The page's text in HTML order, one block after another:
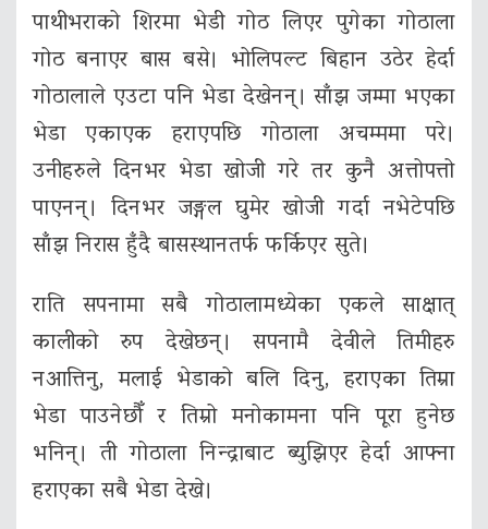
पाथीभराको शिरमा भेडी गोठ लिएर पुगेका गोठाला
गोठ बनाएर बास बसे। भोलिपल्ट बिहान उठेर हेर्दा
गोठालाले एउटा पनि भेडा देखेनन्। साँझ जम्मा भएका
भेडा एकाएक हराएपछि गोठाला अचम्ममा परे।
उनीहरुले दिनभर भेडा खोजी गरे तर कुनै अत्तोपत्तो
पाएनन्। दिनभर जङ्गल घुमेर खोजी गर्दा नभेटेपछि
साँझ निरास हुँदै बासस्थानतर्फ फर्किएर सुते।
राति सपनामा सबै गोठालामध्येका एकले साक्षात्
कालीको रुप देखेछन्। सपनामै देवीले तिमीहरु
नआत्तिनु, मलाई भेडाको बलि दिनु, हराएका तिम्रा
भेडा पाउनेछौँ र तिम्रो मनोकामना पनि पूरा हुनेछ
भनिन्। ती गोठाला निन्द्राबाट ब्युझिएर हेर्दा आफ्ना
हराएका सबै भेडा देखे।